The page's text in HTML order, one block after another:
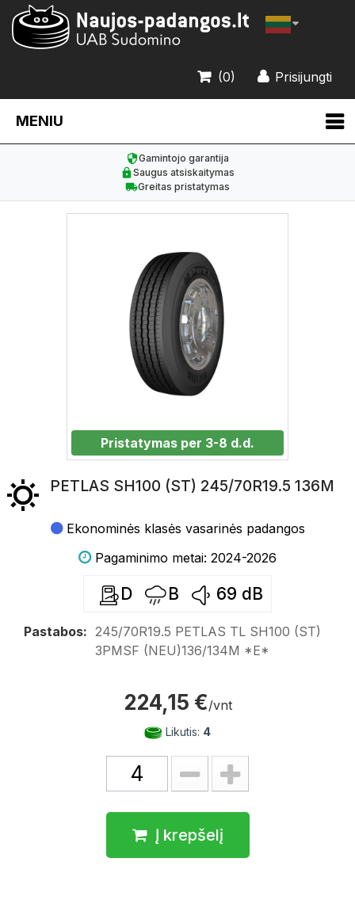
Prisijungti
(0)
MENIU
Gamintojo garantija
Saugus atsiskaitymas
Greitas pristatymas
Pristatymas per 3-8 d.d.
PETLAS SH100 (ST) 245/70R19.5 136M
Ekonominės klasės vasarinės padangos
Pagaminimo metai: 2024-2026
D B 69 dB
Pastabos: 245/70R19.5 PETLAS TL SH100 (ST)
3PMSF (NEU)136/134M *E*
224,15 €/vnt
Likutis: 4
Į krepšelį